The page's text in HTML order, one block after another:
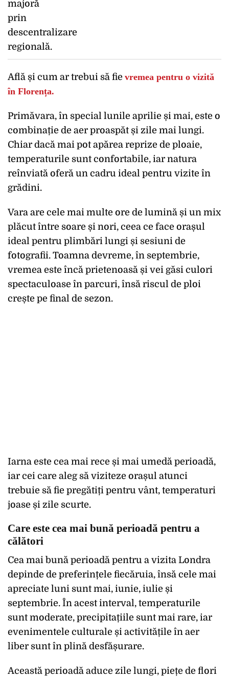
Află și cum ar trebui să fie vremea pentru o vizită
în Florența.
Primăvara, în special lunile aprilie și mai, este o
combinație de aer proaspăt și zile mai lungi.
Chiar dacă mai pot apărea reprize de ploaie,
temperaturile sunt confortabile, iar natura
reînviată oferă un cadru ideal pentru vizite în
grădini.
Vara are cele mai multe ore de lumină și un mix
plăcut între soare și nori, ceea ce face orașul
ideal pentru plimbări lungi și sesiuni de
fotografii. Toamna devreme, în septembrie,
vremea este încă prietenoasă și vei găsi culori
spectaculoase în parcuri, însă riscul de ploi
crește pe final de sezon.
Iarna este cea mai rece și mai umedă perioadă,
iar cei care aleg să viziteze orașul atunci
trebuie să fie pregătiți pentru vânt, temperaturi
joase și zile scurte.
Care este cea mai bună perioadă pentru a
călători
Cea mai bună perioadă pentru a vizita Londra
depinde de preferințele fiecăruia, însă cele mai
apreciate luni sunt mai, iunie, iulie și
septembrie. În acest interval, temperaturile
sunt moderate, precipitațiile sunt mai rare, iar
evenimentele culturale și activitățile în aer
liber sunt în plină desfășurare.
Această perioadă aduce zile lungi, piețe de flori